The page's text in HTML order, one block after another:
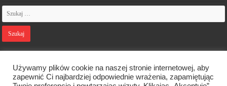
Używamy plików cookie na naszej stronie internetowej, aby
zapewnić Ci najbardziej odpowiednie wrażenia, zapamiętując